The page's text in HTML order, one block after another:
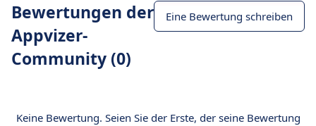
Bewertungen der
Appvizer-
Community (0)
Eine Bewertung schreiben
Keine Bewertung. Seien Sie der Erste, der seine Bewertung